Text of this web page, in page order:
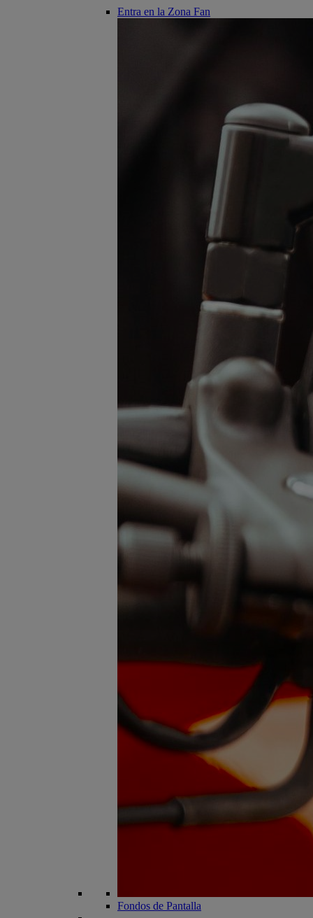
Entra en la Zona Fan
Fondos de Pantalla